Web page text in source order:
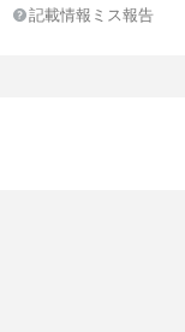
60、メチルパラベ
記載情報ミス報告